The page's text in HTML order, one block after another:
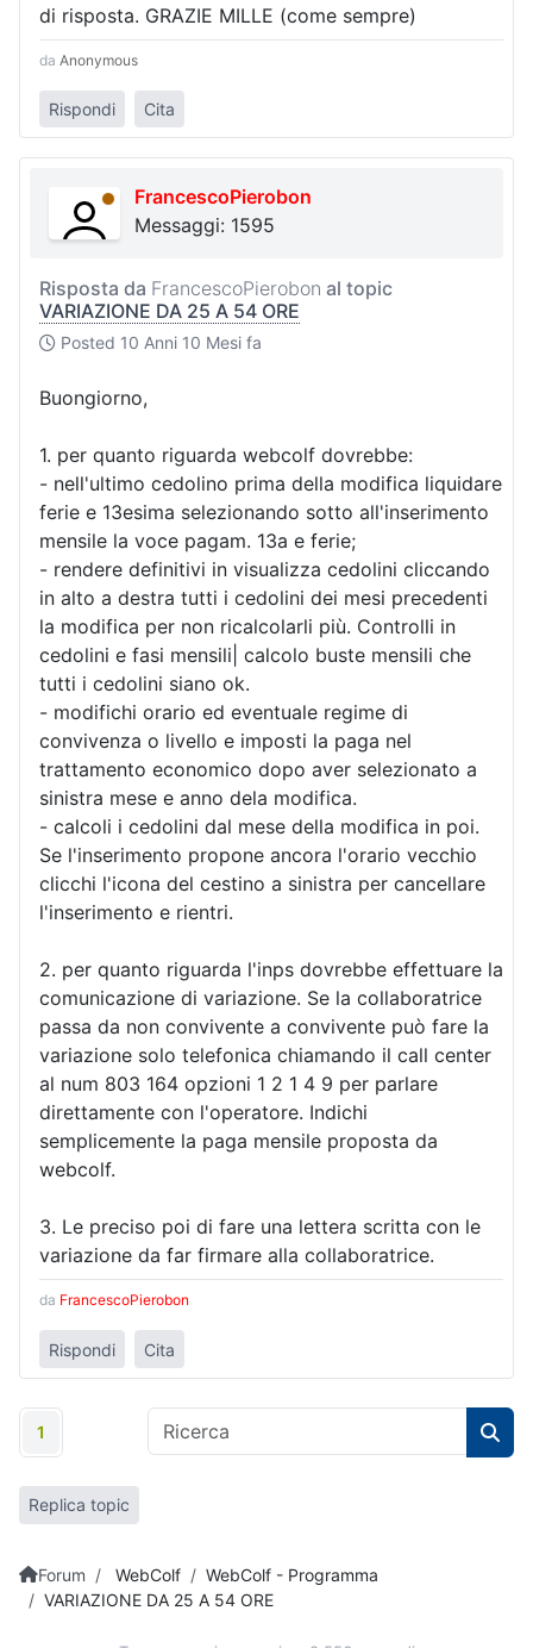
di risposta. GRAZIE MILLE (come sempre)
da Anonymous
Rispondi Cita
FrancescoPierobon
Messaggi: 1595
Risposta da FrancescoPierobon al topic
VARIAZIONE DA 25 A 54 ORE
Posted 10 Anni 10 Mesi fa
Buongiorno,
1. per quanto riguarda webcolf dovrebbe:
- nell'ultimo cedolino prima della modifica liquidare
ferie e 13esima selezionando sotto all'inserimento
mensile la voce pagam. 13a e ferie;
- rendere definitivi in visualizza cedolini cliccando
in alto a destra tutti i cedolini dei mesi precedenti
la modifica per non ricalcolarli più. Controlli in
cedolini e fasi mensili| calcolo buste mensili che
tutti i cedolini siano ok.
- modifichi orario ed eventuale regime di
convivenza o livello e imposti la paga nel
trattamento economico dopo aver selezionato a
sinistra mese e anno dela modifica.
- calcoli i cedolini dal mese della modifica in poi.
Se l'inserimento propone ancora l'orario vecchio
clicchi l'icona del cestino a sinistra per cancellare
l'inserimento e rientri.
2. per quanto riguarda l'inps dovrebbe effettuare la
comunicazione di variazione. Se la collaboratrice
passa da non convivente a convivente può fare la
variazione solo telefonica chiamando il call center
al num 803 164 opzioni 1 2 1 4 9 per parlare
direttamente con l'operatore. Indichi
semplicemente la paga mensile proposta da
webcolf.
3. Le preciso poi di fare una lettera scritta con le
variazione da far firmare alla collaboratrice.
da FrancescoPierobon
Rispondi Cita
1
Replica topic
Forum WebColf
WebColf - Programma
VARIAZIONE DA 25 A 54 ORE